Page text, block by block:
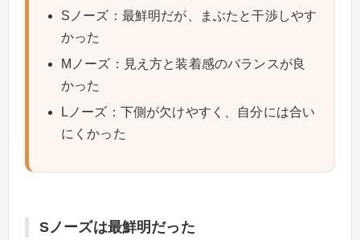
Sノーズ：最鮮明だが、まぶたと干渉しやす
かった
Mノーズ：見え方と装着感のバランスが良
かった
Lノーズ：下側が欠けやすく、自分には合い
にくかった
Sノーズは最鮮明だった